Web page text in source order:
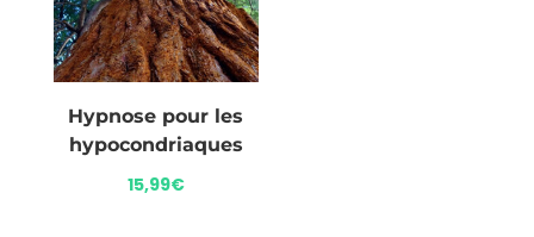
Hypnose pour les
hypocondriaques
15,99€